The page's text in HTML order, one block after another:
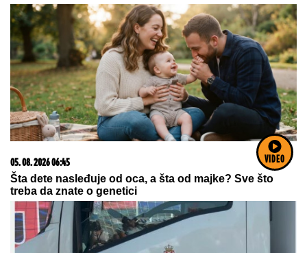
VIDEO
REGISTRUJ SE UZ PROMO KOD CASINO Preuzmi
1500 BESPLATNIH SPINOVA
17. 07. 2026 09:41
Skoro svaka kuća u Jugoslaviji imala je ovu lampu, a
danas vredi i do 2.000 evra: Mnogi je čuvaju u
podrumu, a pojma nemaju kakvo blago imaju